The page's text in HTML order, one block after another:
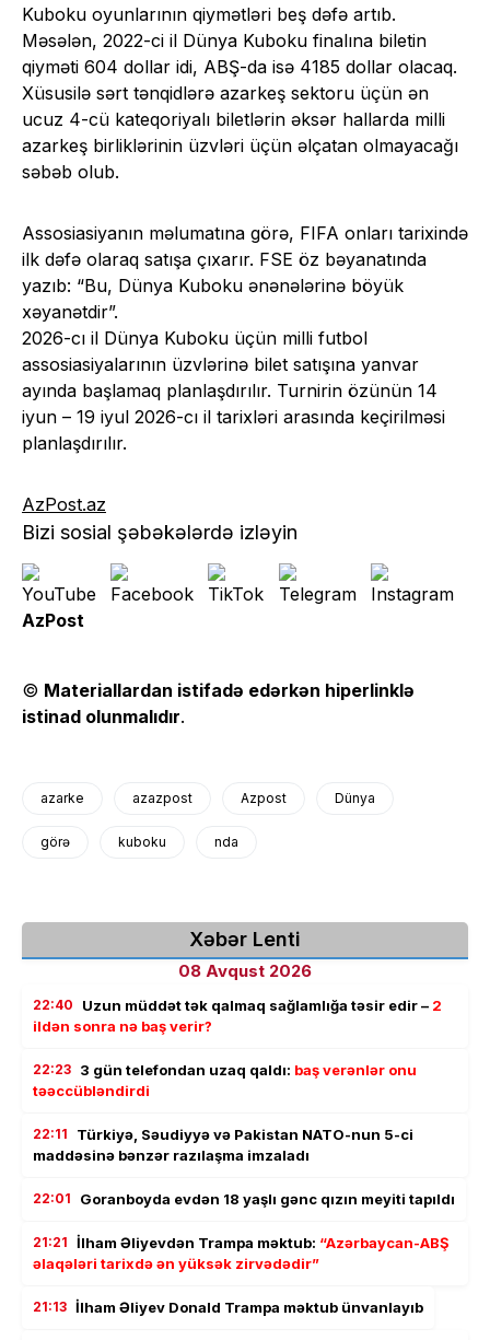
Kuboku oyunlarının qiymətləri beş dəfə artıb.
Məsələn, 2022-ci il Dünya Kuboku finalına biletin
qiyməti 604 dollar idi, ABŞ-da isə 4185 dollar olacaq.
Xüsusilə sərt tənqidlərə azarkeş sektoru üçün ən
ucuz 4-cü kateqoriyalı biletlərin əksər hallarda milli
azarkeş birliklərinin üzvləri üçün əlçatan olmayacağı
səbəb olub.
Assosiasiyanın məlumatına görə, FIFA onları tarixində
ilk dəfə olaraq satışa çıxarır. FSE öz bəyanatında
yazıb: “Bu, Dünya Kuboku ənənələrinə böyük
xəyanətdir”.
2026-cı il Dünya Kuboku üçün milli futbol
assosiasiyalarının üzvlərinə bilet satışına yanvar
ayında başlamaq planlaşdırılır. Turnirin özünün 14
iyun – 19 iyul 2026-cı il tarixləri arasında keçirilməsi
planlaşdırılır.
AzPost.az
Bizi sosial şəbəkələrdə izləyin
AzPost
© Materiallardan istifadə edərkən hiperlinklə
istinad olunmalıdır.
azarke azazpost Azpost Dünya
görə kuboku nda
Xəbər Lenti
08 Avqust 2026
22:40 Uzun müddət tək qalmaq sağlamlığa təsir edir – 2
ildən sonra nə baş verir?
22:23 3 gün telefondan uzaq qaldı: baş verənlər onu
təəccübləndirdi
22:11
Türkiyə, Səudiyyə və Pakistan NATO-nun 5-ci
maddəsinə bənzər razılaşma imzaladı
22:01 Goranboyda evdən 18 yaşlı gənc qızın meyiti tapıldı
21:21 İlham Əliyevdən Trampa məktub: “Azərbaycan-ABŞ
əlaqələri tarixdə ən yüksək zirvədədir”
21:13 İlham Əliyev Donald Trampa məktub ünvanlayıb